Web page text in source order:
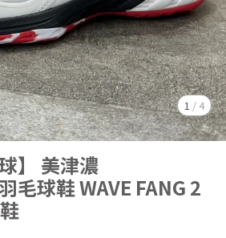
1 / 4
】 美津濃
毛球鞋 WAVE FANG 2